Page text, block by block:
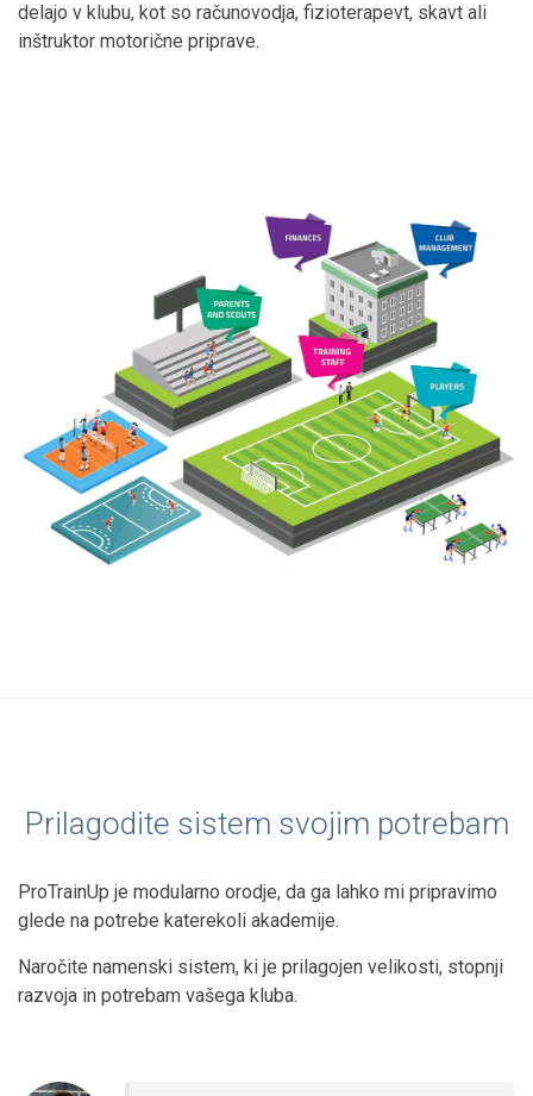
delajo v klubu, kot so računovodja, fizioterapevt, skavt ali
inštruktor motorične priprave.
Prilagodite sistem svojim potrebam
ProTrainUp je modularno orodje, da ga lahko mi pripravimo
glede na potrebe katerekoli akademije.
Naročite namenski sistem, ki je prilagojen velikosti, stopnji
razvoja in potrebam vašega kluba.